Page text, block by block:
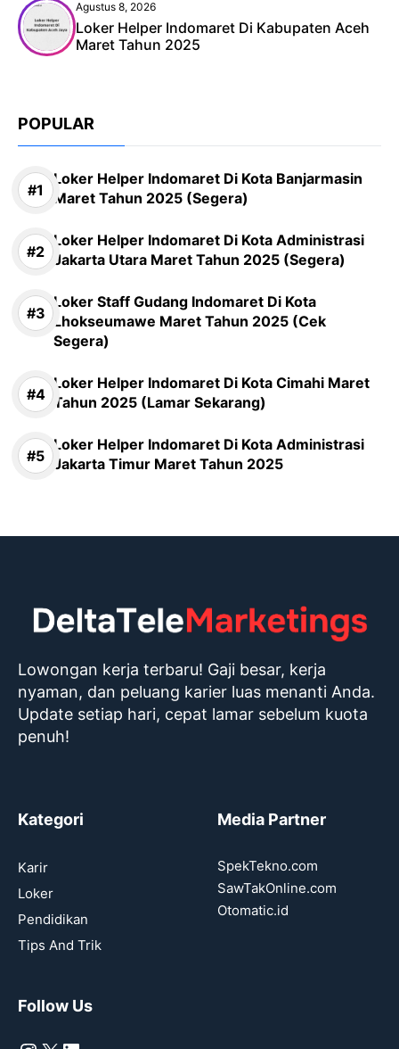
Agustus 8, 2026
Loker Helper Indomaret Di Kabupaten Aceh
Maret Tahun 2025
POPULAR
Loker Helper Indomaret Di Kota Banjarmasin
Maret Tahun 2025 (Segera)
Loker Helper Indomaret Di Kota Administrasi
Jakarta Utara Maret Tahun 2025 (Segera)
Loker Staff Gudang Indomaret Di Kota
Lhokseumawe Maret Tahun 2025 (Cek
Segera)
Loker Helper Indomaret Di Kota Cimahi Maret
Tahun 2025 (Lamar Sekarang)
Loker Helper Indomaret Di Kota Administrasi
Jakarta Timur Maret Tahun 2025
Lowongan kerja terbaru! Gaji besar, kerja
nyaman, dan peluang karier luas menanti Anda.
Update setiap hari, cepat lamar sebelum kuota
penuh!
Kategori
Karir
Loker
Pendidikan
Tips And Trik
Media Partner
SpekTekno.com
SawTakOnline.com
Otomatic.id
Follow Us